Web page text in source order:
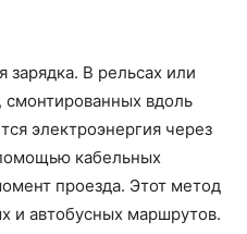
В рельсах или
вдоль
электроэнергия через
кабельных
проезда. Этот метод
и автобусных маршрутов.